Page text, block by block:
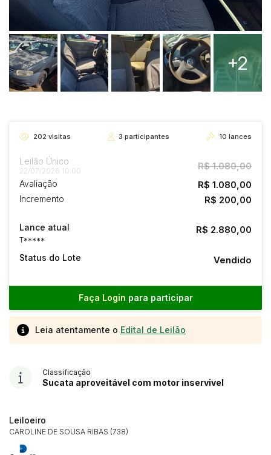
+2
202 visitas 3 participantes 10 lances
Leilão Único
22/07/2026 10:00 R$ 1.080,00
Avaliação R$ 1.080,00
Incremento R$ 200,00
Lance atual
T*****
R$ 2.880,00
Status do Lote Vendido
Faça Login para participar
Leia atentamente o Edital de Leilão
Classificação
Sucata aproveitável com motor inservivel
Leiloeiro
CAROLINE DE SOUSA RIBAS (738)